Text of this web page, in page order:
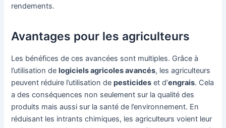
rendements.
Avantages pour les agriculteurs
Les bénéfices de ces avancées sont multiples. Grâce à
l’utilisation delogiciels agricoles avancés, les agriculteurs
peuvent réduire l’utilisation depesticides et d’engrais. Cela
a des conséquences non seulement sur la qualité des
produits mais aussi sur la santé de l’environnement. En
réduisant les intrants chimiques, les agriculteurs voient leur